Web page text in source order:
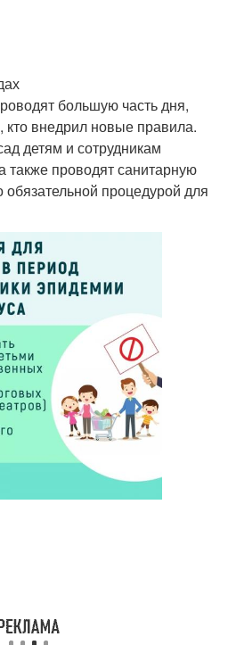
большую часть дня,
внедрил новые правила.
детям и сотрудникам
также проводят санитарную
обязательной процедурой для